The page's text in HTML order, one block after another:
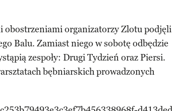
obostrzeniami organizatorzy Zlotu podjęli
Balu. Zamiast niego w sobotę odbędzie
zespoły: Drugi Tydzień oraz Piersi.
bębniarskich prowadzonych